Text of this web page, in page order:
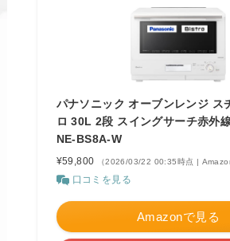
パナソニック オーブンレンジ ス
ロ 30L 2段 スイングサーチ赤外
NE-BS8A-W
¥59,800 （2026/03/22 00:35時点 |
口コミを見る
Amazonで見る